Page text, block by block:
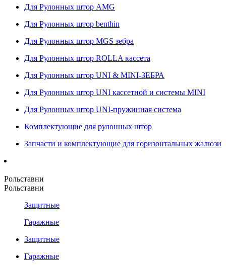
Для Рулонных штор AMG
Для Рулонных штор benthin
Для Рулонных штор MGS зебра
Для Рулонных штор ROLLA кассета
Для Рулонных штор UNI & MINI-ЗЕБРА
Для Рулонных штор UNI кассетной и системы MINI
Для Рулонных штор UNI-пружинная система
Комплектующие для рулонных штор
Запчасти и комплектующие для горизонтальных жалюзи
Рольставни
Рольставни
Защитные
Гаражные
Защитные
Гаражные